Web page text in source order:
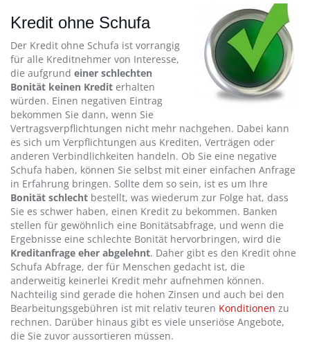
Kredit ohne Schufa
Der Kredit ohne Schufa ist vorrangig
für alle Kreditnehmer von Interesse,
die aufgrund einer schlechten
Bonität keinen Kredit erhalten
würden. Einen negativen Eintrag
bekommen Sie dann, wenn Sie
Vertragsverpflichtungen nicht mehr nachgehen. Dabei kann
es sich um Verpflichtungen aus Krediten, Verträgen oder
anderen Verbindlichkeiten handeln. Ob Sie eine negative
Schufa haben, können Sie selbst mit einer einfachen Anfrage
in Erfahrung bringen. Sollte dem so sein, ist es um Ihre
Bonität schlecht bestellt, was wiederum zur Folge hat, dass
Sie es schwer haben, einen Kredit zu bekommen. Banken
stellen für gewöhnlich eine Bonitätsabfrage, und wenn die
Ergebnisse eine schlechte Bonität hervorbringen, wird die
Kreditanfrage eher abgelehnt. Daher gibt es den Kredit ohne
Schufa Abfrage, der für Menschen gedacht ist, die
anderweitig keinerlei Kredit mehr aufnehmen können.
Nachteilig sind gerade die hohen Zinsen und auch bei den
Bearbeitungsgebühren ist mit relativ teuren Konditionen zu
rechnen. Darüber hinaus gibt es viele unseriöse Angebote,
die Sie zuvor aussortieren müssen.